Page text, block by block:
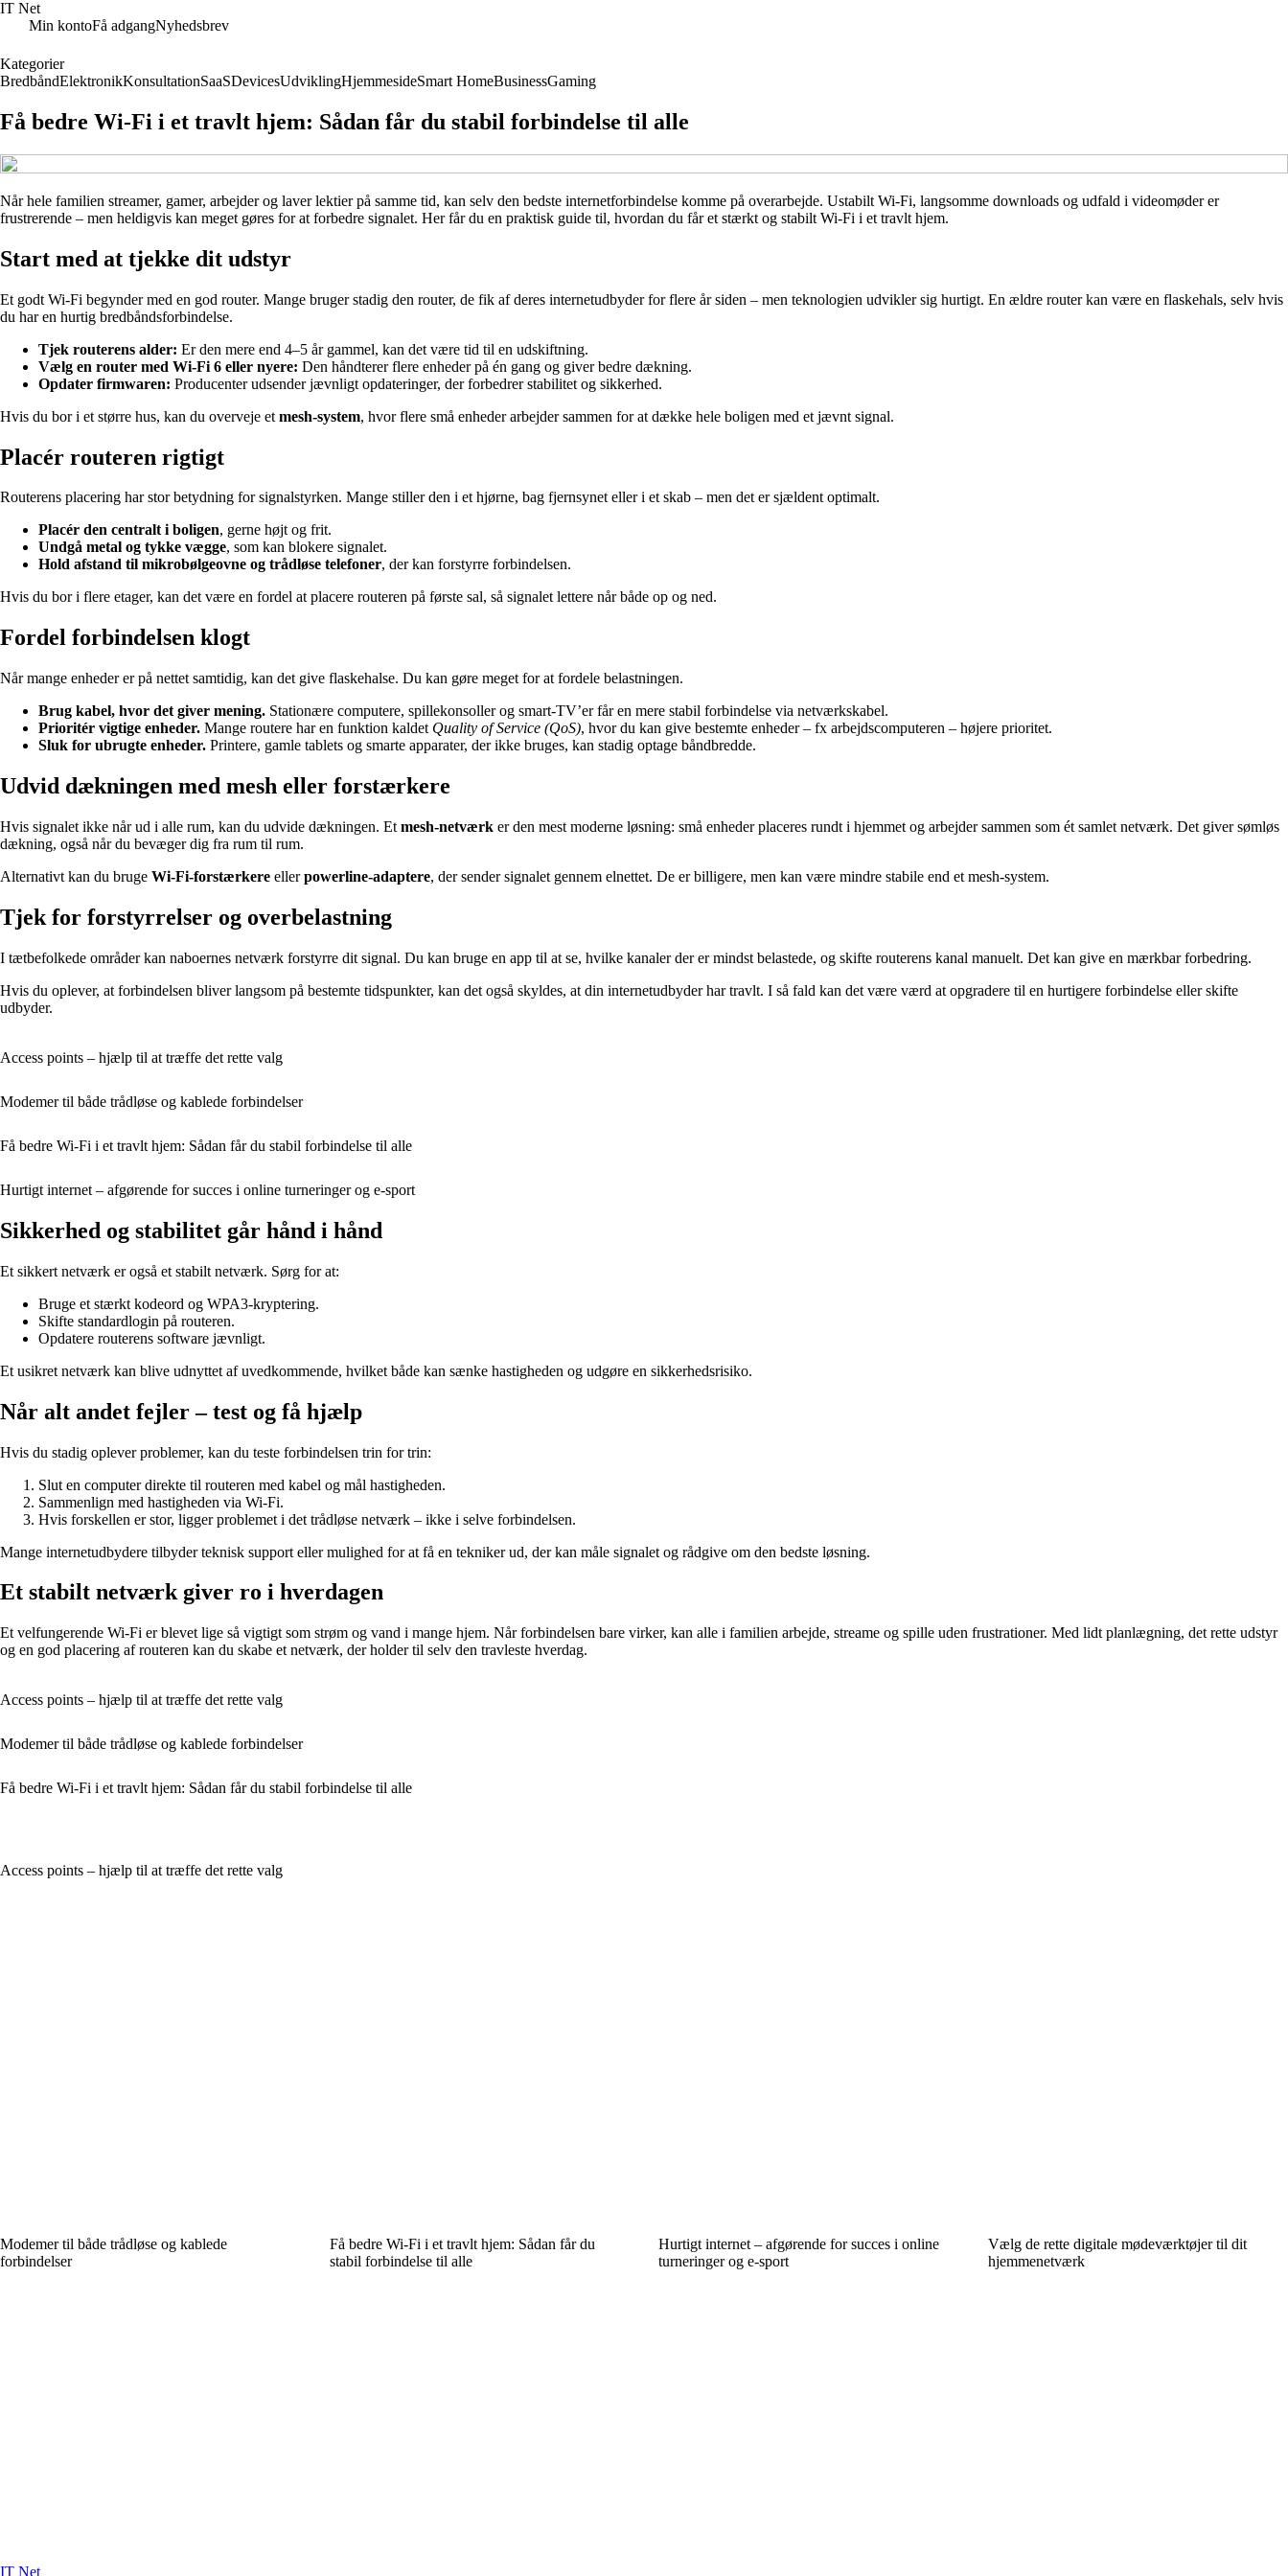
IT Net
Min kontoFå adgangNyhedsbrev
Kategorier
BredbåndElektronikKonsultationSaaSDevicesUdviklingHjemmesideSmart HomeBusinessGaming
Få bedre Wi‑Fi i et travlt hjem: Sådan får du stabil forbindelse til alle
Når hele familien streamer, gamer, arbejder og laver lektier på samme tid, kan selv den bedste internetforbindelse komme på overarbejde. Ustabilt Wi‑Fi, langsomme downloads og udfald i videomøder er
frustrerende – men heldigvis kan meget gøres for at forbedre signalet. Her får du en praktisk guide til, hvordan du får et stærkt og stabilt Wi‑Fi i et travlt hjem.
Start med at tjekke dit udstyr
Et godt Wi‑Fi begynder med en god router. Mange bruger stadig den router, de fik af deres internetudbyder for flere år siden – men teknologien udvikler sig hurtigt. En ældre router kan være en flaskehals, selv hvis
du har en hurtig bredbåndsforbindelse.
Tjek routerens alder: Er den mere end 4–5 år gammel, kan det være tid til en udskiftning.
Vælg en router med Wi‑Fi 6 eller nyere: Den håndterer flere enheder på én gang og giver bedre dækning.
Opdater firmwaren: Producenter udsender jævnligt opdateringer, der forbedrer stabilitet og sikkerhed.
Hvis du bor i et større hus, kan du overveje et mesh‑system, hvor flere små enheder arbejder sammen for at dække hele boligen med et jævnt signal.
Placér routeren rigtigt
Routerens placering har stor betydning for signalstyrken. Mange stiller den i et hjørne, bag fjernsynet eller i et skab – men det er sjældent optimalt.
Placér den centralt i boligen, gerne højt og frit.
Undgå metal og tykke vægge, som kan blokere signalet.
Hold afstand til mikrobølgeovne og trådløse telefoner, der kan forstyrre forbindelsen.
Hvis du bor i flere etager, kan det være en fordel at placere routeren på første sal, så signalet lettere når både op og ned.
Fordel forbindelsen klogt
Når mange enheder er på nettet samtidig, kan det give flaskehalse. Du kan gøre meget for at fordele belastningen.
Brug kabel, hvor det giver mening. Stationære computere, spillekonsoller og smart‑TV’er får en mere stabil forbindelse via netværkskabel.
Prioritér vigtige enheder. Mange routere har en funktion kaldet Quality of Service (QoS), hvor du kan give bestemte enheder – fx arbejdscomputeren – højere prioritet.
Sluk for ubrugte enheder. Printere, gamle tablets og smarte apparater, der ikke bruges, kan stadig optage båndbredde.
Udvid dækningen med mesh eller forstærkere
Hvis signalet ikke når ud i alle rum, kan du udvide dækningen. Et mesh‑netværk er den mest moderne løsning: små enheder placeres rundt i hjemmet og arbejder sammen som ét samlet netværk. Det giver sømløs
dækning, også når du bevæger dig fra rum til rum.
Alternativt kan du bruge Wi‑Fi‑forstærkere ellerpowerline‑adaptere, der sender signalet gennem elnettet. De er billigere, men kan være mindre stabile end et mesh‑system.
Tjek for forstyrrelser og overbelastning
I tætbefolkede områder kan naboernes netværk forstyrre dit signal. Du kan bruge en app til at se, hvilke kanaler der er mindst belastede, og skifte routerens kanal manuelt. Det kan give en mærkbar forbedring.
Hvis du oplever, at forbindelsen bliver langsom på bestemte tidspunkter, kan det også skyldes, at din internetudbyder har travlt. I så fald kan det være værd at opgradere til en hurtigere forbindelse eller skifte
udbyder.
Access points – hjælp til at træffe det rette valg
Modemer til både trådløse og kablede forbindelser
Få bedre Wi‑Fi i et travlt hjem: Sådan får du stabil forbindelse til alle
Hurtigt internet – afgørende for succes i online turneringer og e-sport
Sikkerhed og stabilitet går hånd i hånd
Et sikkert netværk er også et stabilt netværk. Sørg for at:
Bruge et stærkt kodeord og WPA3‑kryptering.
Skifte standardlogin på routeren.
Opdatere routerens software jævnligt.
Et usikret netværk kan blive udnyttet af uvedkommende, hvilket både kan sænke hastigheden og udgøre en sikkerhedsrisiko.
Når alt andet fejler – test og få hjælp
Hvis du stadig oplever problemer, kan du teste forbindelsen trin for trin:
Slut en computer direkte til routeren med kabel og mål hastigheden.
Sammenlign med hastigheden via Wi‑Fi.
Hvis forskellen er stor, ligger problemet i det trådløse netværk – ikke i selve forbindelsen.
Mange internetudbydere tilbyder teknisk support eller mulighed for at få en tekniker ud, der kan måle signalet og rådgive om den bedste løsning.
Et stabilt netværk giver ro i hverdagen
Et velfungerende Wi‑Fi er blevet lige så vigtigt som strøm og vand i mange hjem. Når forbindelsen bare virker, kan alle i familien arbejde, streame og spille uden frustrationer. Med lidt planlægning, det rette udstyr
og en god placering af routeren kan du skabe et netværk, der holder til selv den travleste hverdag.
Access points – hjælp til at træffe det rette valg
Modemer til både trådløse og kablede forbindelser
Få bedre Wi‑Fi i et travlt hjem: Sådan får du stabil forbindelse til alle
Access points – hjælp til at træffe det rette valg
Modemer til både trådløse og kablede
forbindelser
Få bedre Wi‑Fi i et travlt hjem: Sådan får du
stabil forbindelse til alle
Hurtigt internet – afgørende for succes i online
turneringer og e-sport
Vælg de rette digitale mødeværktøjer til dit
hjemmenetværk
IT Net